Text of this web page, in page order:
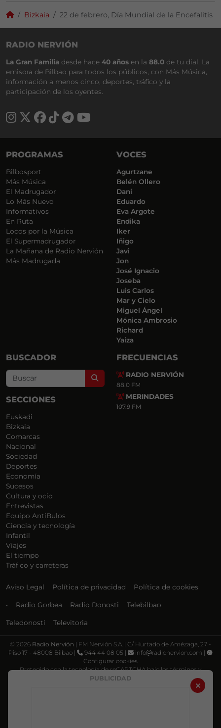
PUBLICIDAD
Bizkaia 22 de febrero, Día Mundial de la Encefalitis
RADIO NERVIÓN
La Gran Familia desde hace 40 años en la 88.0 de tu dial. La
emisora de Bilbao para todos los públicos, con Más Música,
información a menos cinco, deportes, tráfico y la
participación de los oyentes.
PROGRAMAS
Bilbosport
Más Música
El Madrugador
Lo Más Nuevo
Informativos
En Ruta
Locos por la Música
El Supermadrugador
La Mañana de Radio Nervión
Más Madrugada
VOCES
Agurtzane
Belén Ollero
Dani
Eduardo
Eva Argote
Endika
Iker
Iñigo
Javi
Jon
José Ignacio
Joseba
Luis Carlos
Mar y Cielo
Miguel Ángel
Mónica Ambrosio
Richard
Yaiza
BUSCADOR
Search
SECCIONES
Euskadi
Bizkaia
Comarcas
Nacional
Sociedad
Deportes
Economía
Sucesos
Cultura y ocio
Entrevistas
Equipo AntiBulos
Ciencia y tecnología
Infantil
Viajes
El tiempo
Tráfico y carreteras
FRECUENCIAS
RADIO NERVIÓN
88.0 FM
MERINDADES
107.9 FM
Aviso Legal Política de privacidad Política de cookies
• Radio Gorbea Radio Donosti Telebilbao
Teledonosti Televitoria
© 2026 Radio Nervión | FM Nervión S.A. | C/ Hurtado de Amézaga, 27 -
Piso 17 - 48008 Bilbao |
944 44 08 05 | info
radionervion.com |
Configurar cookies
Protegido con la tecnología de reCAPTCHA bajo los términos y
Política de privacidad Términos de servicio